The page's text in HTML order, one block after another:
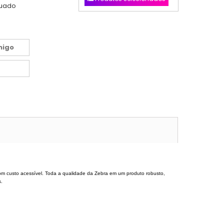
custo acessível. Toda a qualidade da Zebra em um produto robusto,